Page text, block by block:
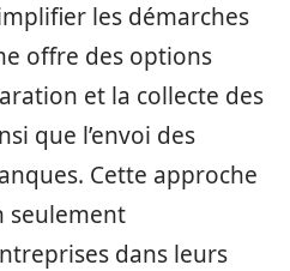
les démarches
offre des options
et la collecte des
que l’envoi des
Cette approche
seulement
dans leurs